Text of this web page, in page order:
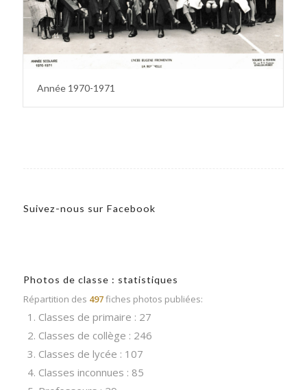
Année 1970-1971
Suivez-nous sur Facebook
Photos de classe : statistiques
Répartition des 497fiches photos publiées:
1. Classes de primaire : 27
2. Classes de collège : 246
3. Classes de lycée : 107
4. Classes inconnues : 85